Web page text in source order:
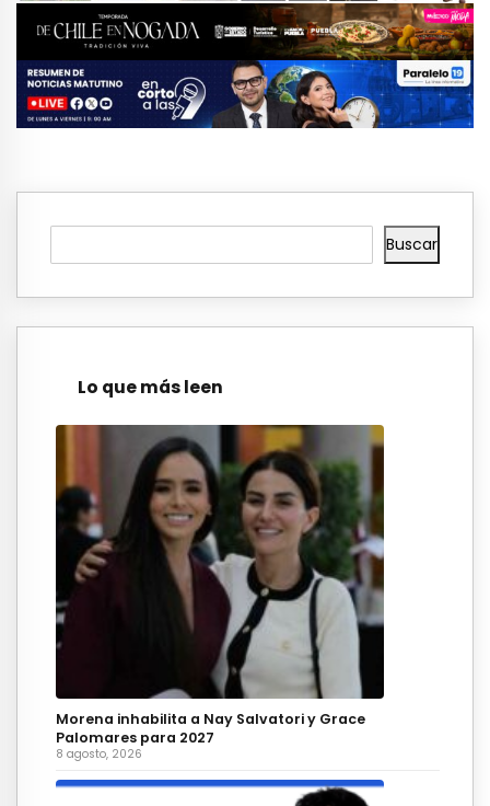
Buscar
Lo que más leen
Morena inhabilita a Nay Salvatori y Grace
Palomares para 2027
8 agosto, 2026